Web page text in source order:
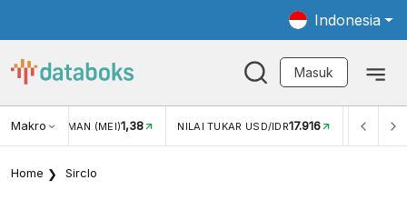
Indonesia
Masuk
MakroWISMAN (MEI)1,38 NILAI TUKAR USD/IDR17.916 INFLASI
Home Sirclo